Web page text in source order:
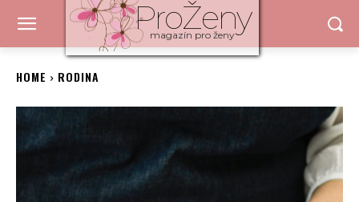
ProŽeny
magazín pro ženy
HOME RODINA